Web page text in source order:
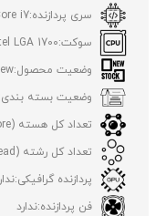
سری پردازنده:i7
سوکت:LGA 1700
وضعیت محصول:
وضعیت بسته
تعداد کل هسته (Core):
تعداد کل رشته (Thread):
پردازنده گرافیکی:
فن پردازنده:ندارد